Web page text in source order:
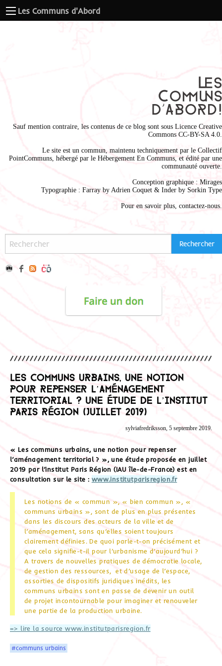
Les Communs d'Abord
Sauf mention contraire, les contenus de ce blog sont sous Licence Creative
Commons CC-BY-SA 4.0
Le site est un commun, maintenu techniquement par le Collectif
PointCommuns , hébergé par le Hébergement En Communs , et édité par une
communauté ouverte.
Conception graphique : Mirages
Typographie : Farray by Adrien Coquet & Inder by Sorkin Type
Pour en savoir plus, contactez-nous
Les communs urbains, une notion
pour repenser l’aménagement
territorial ? Une étude de l’Institut
Paris Région (Juillet 2019)
sylviafredriksson, 5 septembre 2019.
« Les communs urbains, une notion pour repenser
l’aménagement territorial ? », une étude proposée en juillet
2019 par l’institut Paris Région (IAU île-de-France) est en
consultation sur le site : www.institutparisregion.fr
Les notions de « commun », « bien commun », «
communs urbains », sont de plus en plus présentes
dans les discours des acteurs de la ville et de
l’aménagement, sans qu’elles soient toujours
clairement définies. De quoi parle-t-on précisément et
que cela signifie-t-il pour l’urbanisme d’aujourd’hui ?
A travers de nouvelles pratiques de démocratie locale,
de gestion des ressources, et d’usage de l’espace,
assorties de dispositifs juridiques inédits, les
communs urbains sont en passe de devenir un outil
de projet incontournable pour imaginer et renouveler
une partie de la production urbaine.
=> lire la source www.institutparisregion.fr
#communs urbains